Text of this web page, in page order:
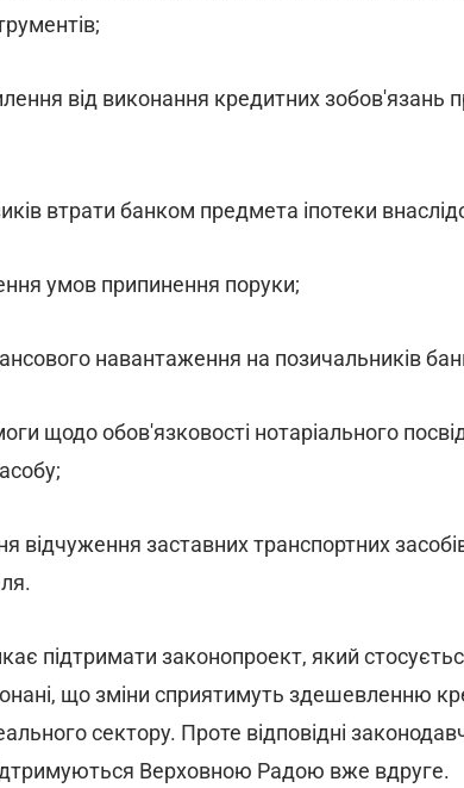
від виконання кредитних зобов'язань
втрати банком предмета іпотеки
умов припинення поруки;
навантаження на позичальників
щодо обов'язковості нотаріального
відчуження заставних транспортних
підтримати законопроект, який
що зміни сприятимуть здешевленню
сектору. Проте відповідні
Верховною Радою вже вдруге.